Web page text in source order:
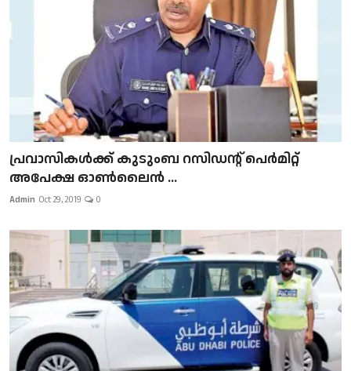
പ്രവാസികള്‍ക്ക് കുടുംബ റസിഡന്റ് പെർമിറ്റ്
അപേക്ഷ ഓൺലൈൻ ...
Admin Oct 29, 2019 0